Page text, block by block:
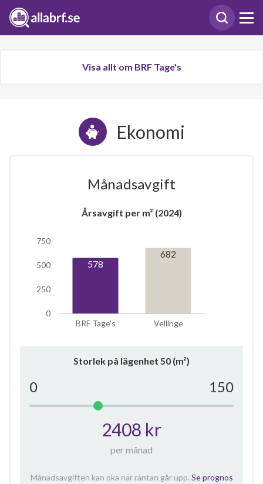
Visa allt om BRF Tage's
Ekonomi
Månadsavgift
Årsavgift per m² (2024)
BRF Tage's Vellinge
0
250
500
750
578
682
Storlek på lägenhet 50 (m²)
0 150
2408 kr
per månad
Månadsavgiften kan öka när räntan går upp. Se prognos